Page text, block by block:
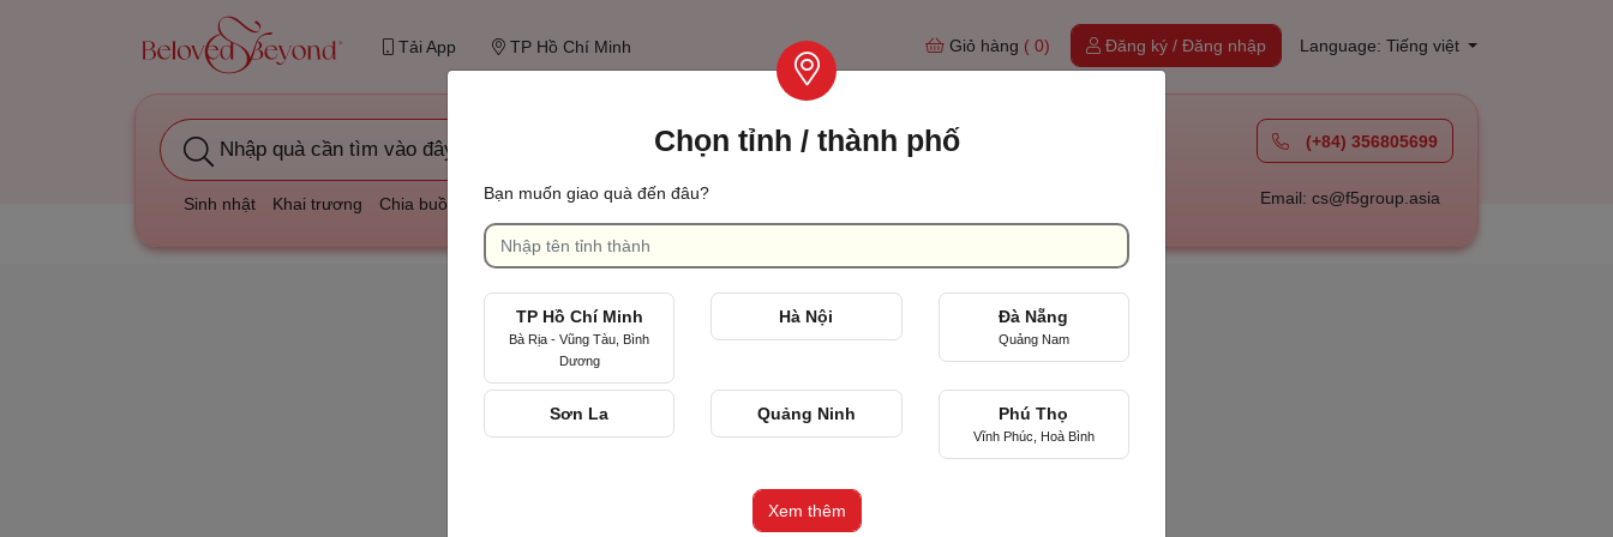
Tải App TP Hồ Chí Minh Giỏ hàng ( 0) Đăng ký / Đăng nhập Language: Tiếng việt
Nhập quà cần tìm vào đây
Sinh nhật Khai trương Chia buồn Kỷ niệm ngày cưới Ngày đầu quen nhau
(+84) 356805699
Email: cs@f5group.asia
Chọn tỉnh / thành phố
Bạn muốn giao quà đến đâu?
TP Hồ Chí Minh
Bà Rịa - Vũng Tàu, Bình
Dương
Hà Nội Đà Nẵng
Quảng Nam
Sơn La Quảng Ninh Phú Thọ
Vĩnh Phúc, Hoà Bình
Xem thêm